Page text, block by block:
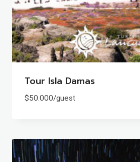
Tour Isla Damas
$50.000/guest